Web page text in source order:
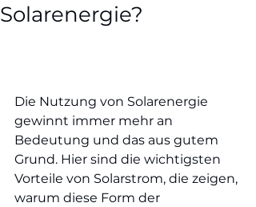
Solarenergie?
Die Nutzung von Solarenergie
gewinnt immer mehr an
Bedeutung und das aus gutem
Grund. Hier sind die wichtigsten
Vorteile von Solarstrom, die zeigen,
warum diese Form der